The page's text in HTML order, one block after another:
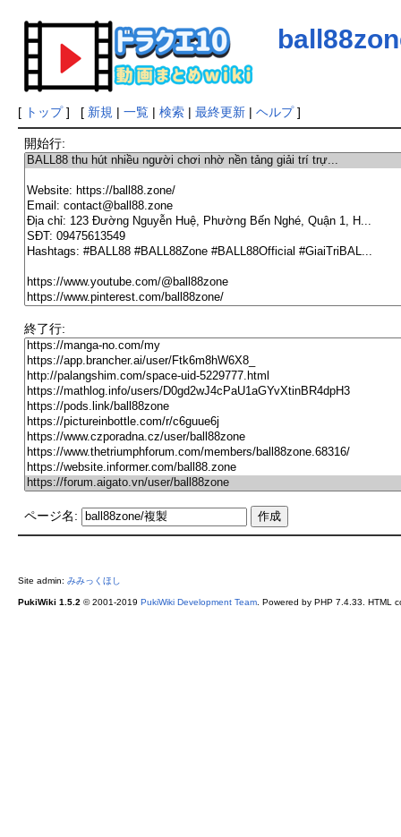
[ トップ] [ 新規 | 一覧| 検索| 最終更新| ヘルプ]
開始行:
終了行:
ページ名:
Site admin: みみっくほし
PukiWiki 1.5.2 © 2001-2019 PukiWiki Development Team. Powered by PHP 7.4.33. HTML